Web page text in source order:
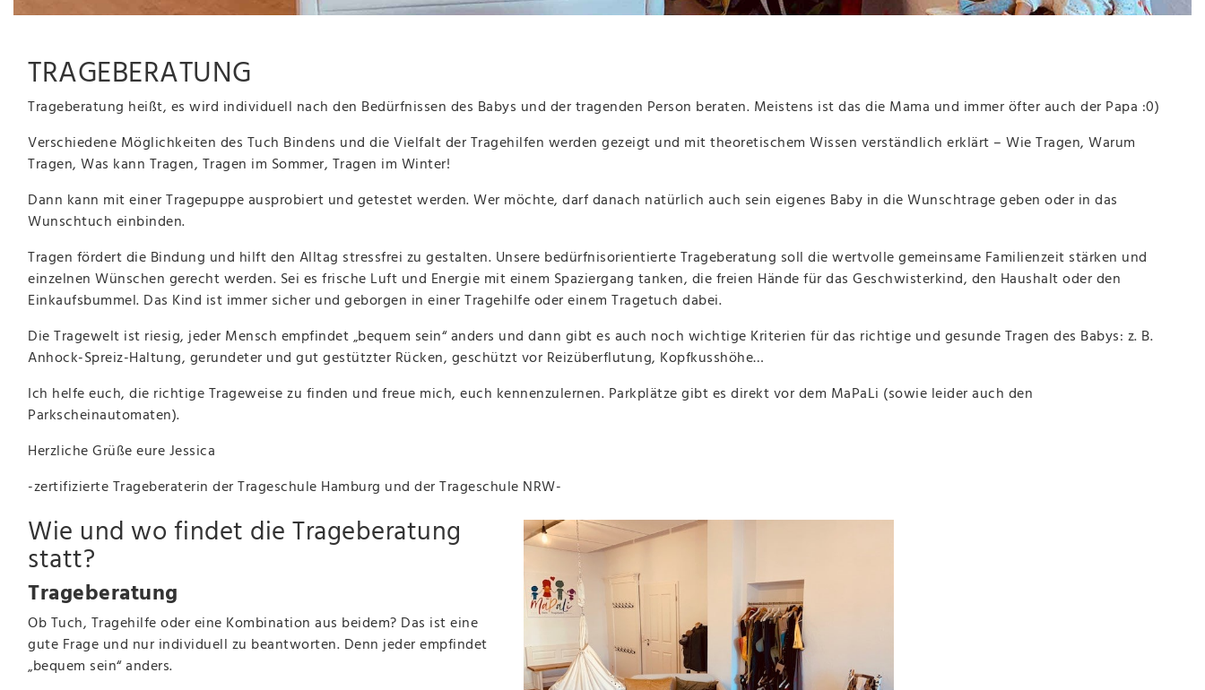
TRAGEBERATUNG
Trageberatung heißt, es wird individuell nach den Bedürfnissen des Babys und der tragenden Person beraten. Meistens ist das die Mama und immer öfter auch der Papa :0)
Verschiedene Möglichkeiten des Tuch Bindens und die Vielfalt der Tragehilfen werden gezeigt und mit theoretischem Wissen verständlich erklärt – Wie Tragen, Warum
Tragen, Was kann Tragen, Tragen im Sommer, Tragen im Winter!
Dann kann mit einer Tragepuppe ausprobiert und getestet werden. Wer möchte, darf danach natürlich auch sein eigenes Baby in die Wunschtrage geben oder in das
Wunschtuch einbinden.
Tragen fördert die Bindung und hilft den Alltag stressfrei zu gestalten. Unsere bedürfnisorientierte Trageberatung soll die wertvolle gemeinsame Familienzeit stärken und
einzelnen Wünschen gerecht werden. Sei es frische Luft und Energie mit einem Spaziergang tanken, die freien Hände für das Geschwisterkind, den Haushalt oder den
Einkaufsbummel. Das Kind ist immer sicher und geborgen in einer Tragehilfe oder einem Tragetuch dabei.
Die Tragewelt ist riesig, jeder Mensch empfindet „bequem sein“ anders und dann gibt es auch noch wichtige Kriterien für das richtige und gesunde Tragen des Babys: z. B.
Anhock-Spreiz-Haltung, gerundeter und gut gestützter Rücken, geschützt vor Reizüberflutung, Kopfkusshöhe…
Ich helfe euch, die richtige Trageweise zu finden und freue mich, euch kennenzulernen. Parkplätze gibt es direkt vor dem MaPaLi (sowie leider auch den
Parkscheinautomaten).
Herzliche Grüße eure Jessica
-zertifizierte Trageberaterin der Trageschule Hamburg und der Trageschule NRW-
Wie und wo findet die Trageberatung
statt?
Trageberatung
Ob Tuch, Tragehilfe oder eine Kombination aus beidem? Das ist eine
gute Frage und nur individuell zu beantworten. Denn jeder empfindet
„bequem sein“ anders.